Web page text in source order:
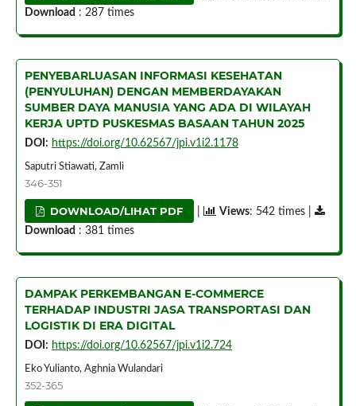
Download : 287 times
PENYEBARLUASAN INFORMASI KESEHATAN
(PENYULUHAN) DENGAN MEMBERDAYAKAN
SUMBER DAYA MANUSIA YANG ADA DI WILAYAH
KERJA UPTD PUSKESMAS BASAAN TAHUN 2025
DOI: https://doi.org/10.62567/jpi.v1i2.1178
Saputri Stiawati, Zamli
346-351
DOWNLOAD/LIHAT PDF Views: 542 times |
Download : 381 times
DAMPAK PERKEMBANGAN E-COMMERCE
TERHADAP INDUSTRI JASA TRANSPORTASI DAN
LOGISTIK DI ERA DIGITAL
DOI: https://doi.org/10.62567/jpi.v1i2.724
Eko Yulianto, Aghnia Wulandari
352-365